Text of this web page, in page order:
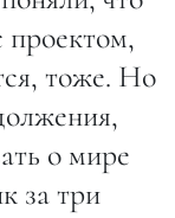
проектом,
тоже. Но
о мире
за три